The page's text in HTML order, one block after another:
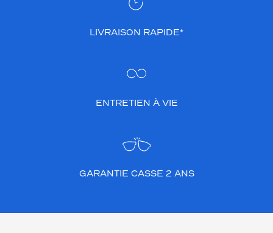
LIVRAISON RAPIDE*
ENTRETIEN À VIE
GARANTIE CASSE 2 ANS